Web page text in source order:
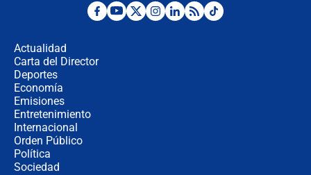
Las seis de las 6 con Juan Lozano |
Actualidad
Carta del Director
Deportes
Economía
Emisiones
Entretenimiento
Internacional
Orden Público
Política
Sociedad